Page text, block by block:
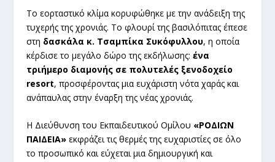
Το εορταστικό κλίμα κορυφώθηκε με την ανάδειξη της
τυχερής της χρονιάς. Το φλουρί της βασιλόπιτας έπεσε
στη δασκάλα κ. Τσαμπίκα Συκόφυλλου, η οποία
κέρδισε το μεγάλο δώρο της εκδήλωσης: ένα
τριήμερο διαμονής σε πολυτελές ξενοδοχείο
resort, προσφέροντας μια ευχάριστη νότα χαράς και
ανάπαυλας στην έναρξη της νέας χρονιάς.
Η Διεύθυνση του Εκπαιδευτικού Ομίλου «ΡΟΔΙΩΝ
ΠΑΙΔΕΙΑ»εκφράζει τις θερμές της ευχαριστίες σε όλο
το προσωπικό και εύχεται μια δημιουργική και